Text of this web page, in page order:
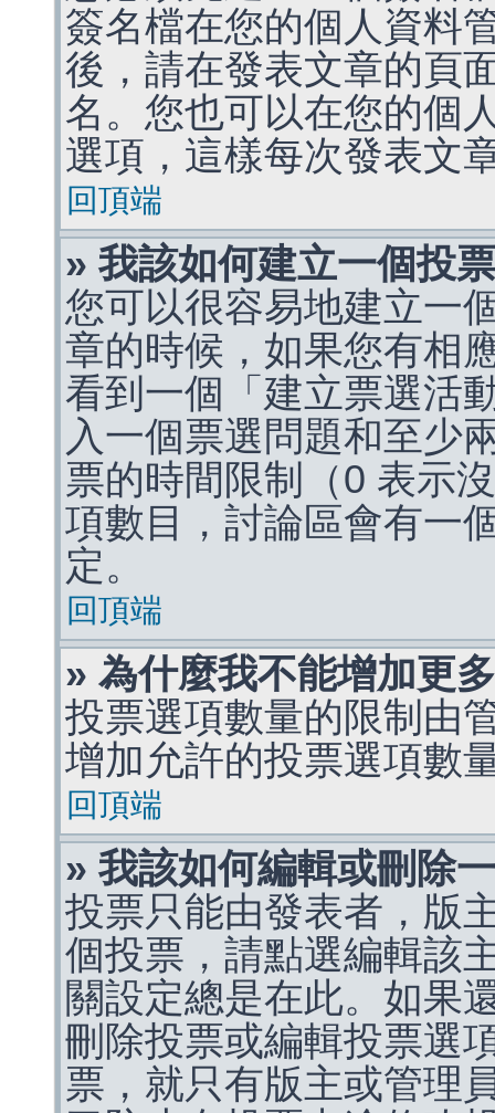
簽名檔在您的個人資料
後，請在發表文章的頁
名。您也可以在您的個
選項，這樣每次發表文
回頂端
» 我該如何建立一個投
您可以很容易地建立一
章的時候，如果您有相
看到一個「建立票選活
入一個票選問題和至少
票的時間限制（0 表示
項數目，討論區會有一
定。
回頂端
» 為什麼我不能增加更
投票選項數量的限制由
增加允許的投票選項數
回頂端
» 我該如何編輯或刪除
投票只能由發表者，版
個投票，請點選編輯該
關設定總是在此。如果
刪除投票或編輯投票選
票，就只有版主或管理